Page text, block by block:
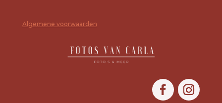
Algemene voorwaarden